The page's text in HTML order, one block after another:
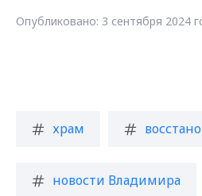
Опубликовано: 3 сентября 2024
храм
новости Владимира